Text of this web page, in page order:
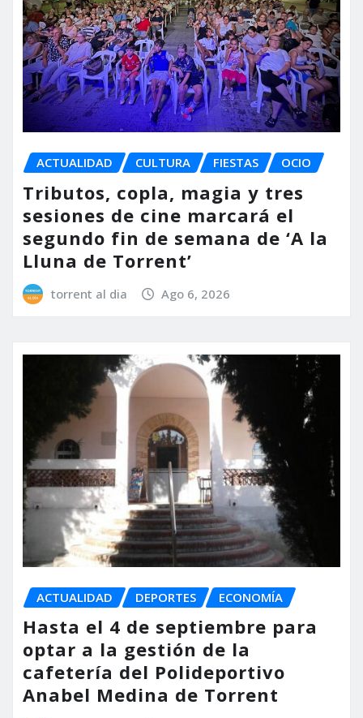
ACTUALIDAD CULTURA FIESTAS OCIO
Tributos, copla, magia y tres
sesiones de cine marcará el
segundo fin de semana de ‘A la
Lluna de Torrent’
torrent al dia Ago 6, 2026
ACTUALIDAD DEPORTES ECONOMÍA
Hasta el 4 de septiembre para
optar a la gestión de la
cafetería del Polideportivo
Anabel Medina de Torrent